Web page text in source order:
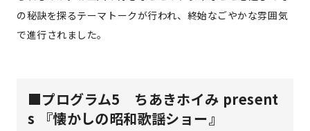
の秘訣を探るテーマトークが行われ、終始なごやかな雰囲気
で進行されました。
■プログラム5 ちあきホイみ present
s 『懐かしの昭和歌謡ショー』